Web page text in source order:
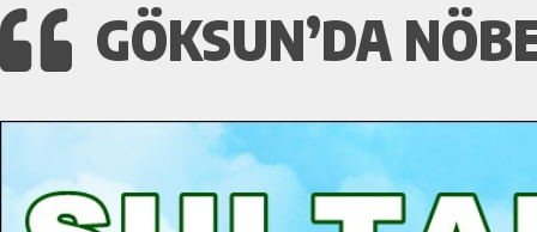
GÖKSUN’DA